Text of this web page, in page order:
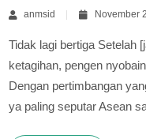
anmsid
November
Tidak lagi bertiga Setelah
ketagihan, pengen
Dengan pertimbangan
ya paling seputar Asean